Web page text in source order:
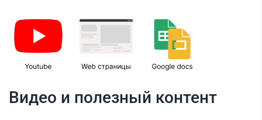
Видео и полезный контент